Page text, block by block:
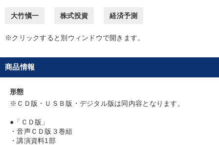
タグ・キーワード
営業力強化
販売戦略
未来先見 労務問題・人事対策
大竹愼一 株式投資 経済予測
※クリックすると別ウィンドウで開きます。
商品情報
形態
※ＣＤ版・ＵＳＢ版・デジタル版は同内容となります。
●「ＣＤ版」
・音声ＣＤ版３巻組
・講演資料1部